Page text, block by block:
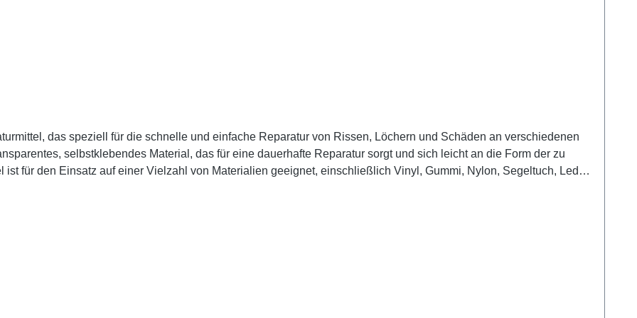
das speziell für die schnelle und einfache Reparatur von Rissen, Löchern und Schäden an verschiedenen
selbstklebendes Material, das für eine dauerhafte Reparatur sorgt und sich leicht an die Form der zu
für den Einsatz auf einer Vielzahl von Materialien geeignet, einschließlich Vinyl, Gummi, Nylon, Segeltuch, Leder,
und kann helfen, die Lebensdauer Ihrer Ausrüstung und Gegenstände zu verlängern.Typ A ist
100% nach 1 Stunde. Abmaße: Dichtband: 7,6cmx30cm Tear-Aid Typ A kann auf nachfolgenden Materialien